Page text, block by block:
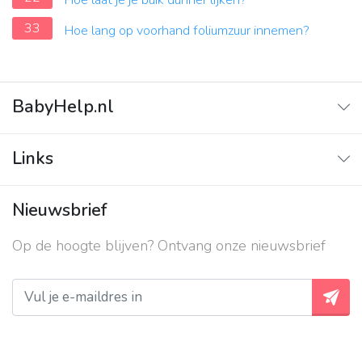
33
Hoe lang op voorhand foliumzuur innemen?
BabyHelp.nl
Vraag & Antwoord
Links
Contact
Over ons
Privacy beleid
Nieuwsbrief
Op de hoogte blijven? Ontvang onze nieuwsbrief